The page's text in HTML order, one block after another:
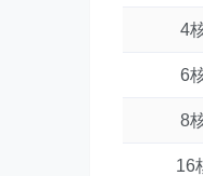
4
6
8
16